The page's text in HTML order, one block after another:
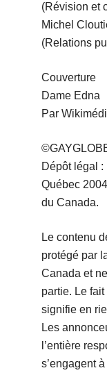
(Révision et
Michel
(Relations
Couverture
Dame Edna
Par
Dépôt légal
Québec
du Canada.
Le contenu
protégé par
Canada et
partie. Le
signifie en
Les
l’entière
s’engagent